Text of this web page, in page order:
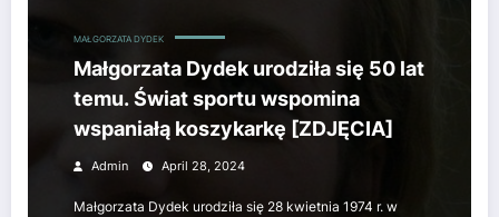
MAŁGORZATA DYDEK
Małgorzata Dydek urodziła się 50 lat
temu. Świat sportu wspomina
wspaniałą koszykarkę [ZDJĘCIA]
Admin April 28, 2024
Małgorzata Dydek urodziła się 28 kwietnia 1974 r. w